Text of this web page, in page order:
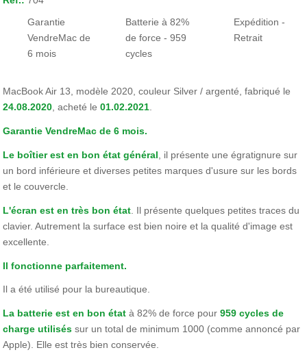
Garantie
VendreMac de
6 mois
Batterie à 82%
de force - 959
cycles
Expédition -
Retrait
MacBook Air 13, modèle 2020, couleur Silver / argenté, fabriqué le
24.08.2020 , acheté le01.02.2021
Garantie VendreMac de 6 mois.
Le boîtier est en bon état général , il présente une égratignure sur
un bord inférieure et diverses petites marques d'usure sur les bords
et le couvercle.
L'écran est en très bon état . Il présente quelques petites traces du
clavier. Autrement la surface est bien noire et la qualité d'image est
excellente.
Il fonctionne parfaitement.
Il a été utilisé pour la bureautique.
La batterie est en bon état à 82% de force pour959 cycles de
charge utilisés sur un total de minimum 1000 (comme annoncé par
Apple). Elle est très bien conservée.